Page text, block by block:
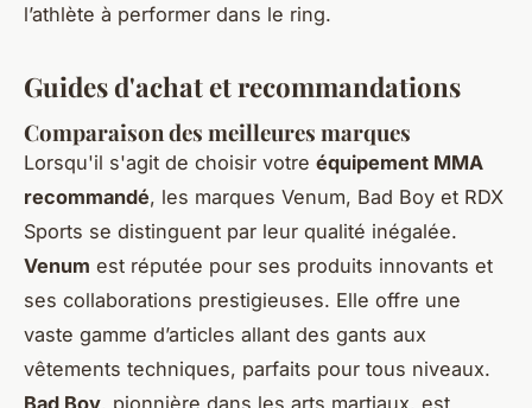
l’athlète à performer dans le ring.
Guides d'achat et recommandations
Comparaison des meilleures marques
Lorsqu'il s'agit de choisir votre équipement MMA
recommandé, les marques Venum, Bad Boy et RDX
Sports se distinguent par leur qualité inégalée.
Venum est réputée pour ses produits innovants et
ses collaborations prestigieuses. Elle offre une
vaste gamme d’articles allant des gants aux
vêtements techniques, parfaits pour tous niveaux.
Bad Boy, pionnière dans les arts martiaux, est